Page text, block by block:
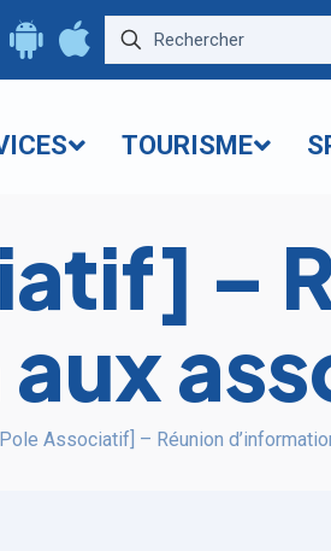
TOURISME
–
[Pole Associatif] – Réunion